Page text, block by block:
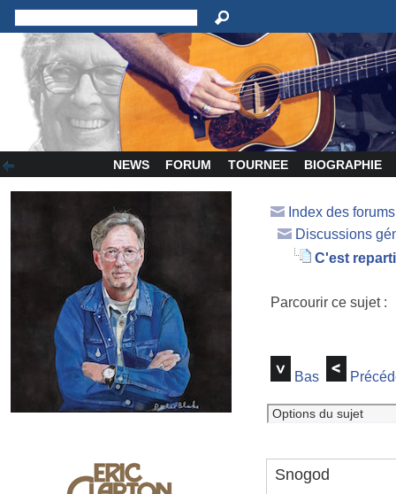
NEWS FORUM TOURNEE BIOGRAPHIE
Index des
Discussions
C'est reparti
Parcourir ce sujet
Bas
Snogod